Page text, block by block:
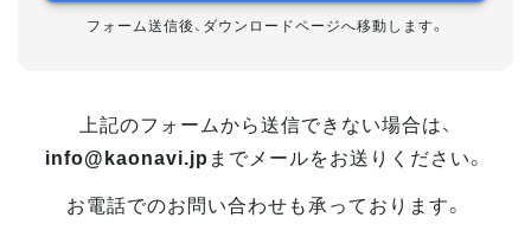
フォーム送信後、ダウンロードページへ移動します。
上記のフォームから送信できない場合は、
info@kaonavi.jp までメールをお送りください。
お電話でのお問い合わせも承っております。